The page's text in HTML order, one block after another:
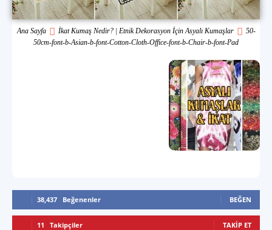
Ana Sayfa İkat Kumaş Nedir? | Etnik Dekorasyon İçin Asyalı Kumaşlar
50-
50cm-font-b-Asian-b-font-Cotton-Cloth-Office-font-b-Chair-b-font-Pad
38,437 Beğenenler BEĞEN
11 Takipçiler TAKIP ET